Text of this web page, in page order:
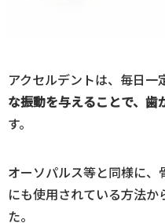
アクセルデントは、毎日一
な振動を与えることで、
す。
オーソパルス等と同様に
にも使用されている方法
た。